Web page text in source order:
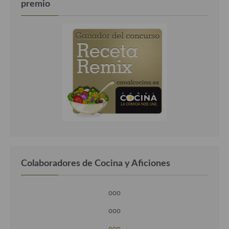
premio
Colaboradores de Cocina y Aficiones
ooo
ooo